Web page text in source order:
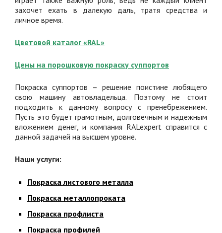
захочет ехать в далекую даль, тратя средства и
личное время.
Цветовой каталог «RAL»
Цены на порошковую покраску суппортов
Покраска суппортов – решение поистине любящего
свою машину автовладельца. Поэтому не стоит
подходить к данному вопросу с пренебрежением.
Пусть это будет грамотным, долговечным и надежным
вложением денег, и компания RALexpert справится с
данной задачей на высшем уровне.
Наши услуги:
Покраска листового металла
Покраска металлопроката
Покраска профлиста
Покраска профилей